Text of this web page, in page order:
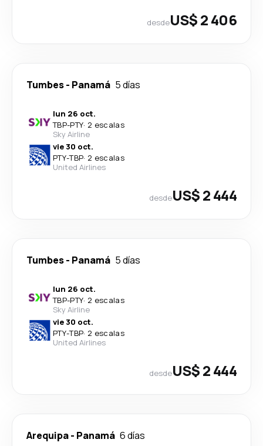
desdeUS$ 2 406
Tumbes- Panamá 5 días
lun 26 oct.
TBP-PTY· 2 escalas
Sky Airline
vie 30 oct.
PTY-TBP· 2 escalas
United Airlines
desdeUS$ 2 444
Tumbes- Panamá 5 días
lun 26 oct.
TBP-PTY· 2 escalas
Sky Airline
vie 30 oct.
PTY-TBP· 2 escalas
United Airlines
desdeUS$ 2 444
Arequipa- Panamá 6 días